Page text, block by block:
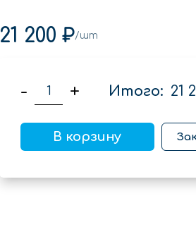
21 200 ₽/шт
- + Итого: 21
В корзину